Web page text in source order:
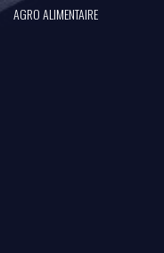
AGRO ALIMENTAIRE